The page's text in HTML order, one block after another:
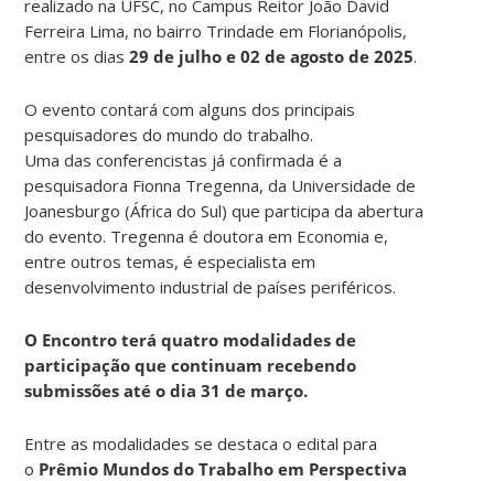
realizado na UFSC, no Campus Reitor João David
Ferreira Lima, no bairro Trindade em Florianópolis,
entre os dias29 de julho e 02 de agosto de 2025.
O evento contará com alguns dos principais
pesquisadores do mundo do trabalho.
Uma das conferencistas já confirmada é a
pesquisadora Fionna Tregenna, da Universidade de
Joanesburgo (África do Sul) que participa da abertura
do evento. Tregenna é doutora em Economia e,
entre outros temas, é especialista em
desenvolvimento industrial de países periféricos.
O Encontro terá quatro modalidades de
participação que continuam recebendo
submissões até o dia 31 de março.
Entre as modalidades se destaca o edital para
o Prêmio Mundos do Trabalho em Perspectiva